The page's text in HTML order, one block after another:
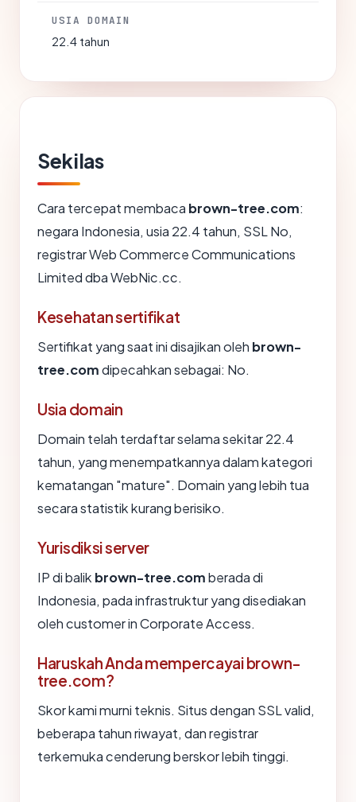
USIA DOMAIN
22.4 tahun
Sekilas
Cara tercepat membaca brown-tree.com:
negara Indonesia, usia 22.4 tahun, SSL No,
registrar Web Commerce Communications
Limited dba WebNic.cc.
Kesehatan sertifikat
Sertifikat yang saat ini disajikan oleh brown-
tree.comdipecahkan sebagai: No.
Usia domain
Domain telah terdaftar selama sekitar 22.4
tahun, yang menempatkannya dalam kategori
kematangan "mature". Domain yang lebih tua
secara statistik kurang berisiko.
Yurisdiksi server
IP di balik brown-tree.comberada di
Indonesia, pada infrastruktur yang disediakan
oleh customer in Corporate Access.
Haruskah Anda mempercayai brown-
tree.com?
Skor kami murni teknis. Situs dengan SSL valid,
beberapa tahun riwayat, dan registrar
terkemuka cenderung berskor lebih tinggi.